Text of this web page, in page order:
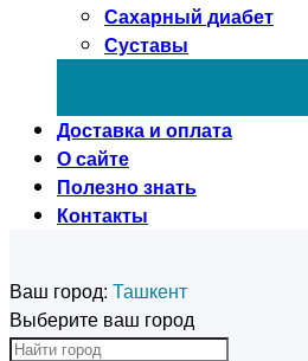
Сахарный диабет
Суставы
Доставка и оплата
О сайте
Полезно знать
Контакты
Ваш город: Ташкент
Выберите ваш город